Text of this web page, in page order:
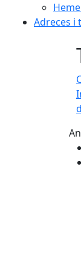
Adreces i